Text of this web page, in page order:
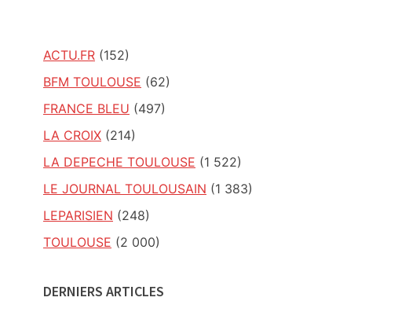
ACTU.FR (152)
BFM TOULOUSE (62)
FRANCE BLEU (497)
LA CROIX (214)
LA DEPECHE TOULOUSE (1 522)
LE JOURNAL TOULOUSAIN (1 383)
LEPARISIEN (248)
TOULOUSE (2 000)
DERNIERS ARTICLES